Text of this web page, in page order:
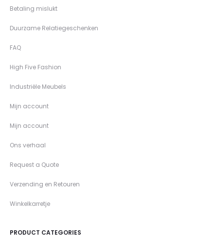
Betaling mislukt
Duurzame Relatiegeschenken
FAQ
High Five Fashion
Industriële Meubels
Mijn account
Mijn account
Ons verhaal
Request a Quote
Verzending en Retouren
Winkelkarretje
PRODUCT CATEGORIES